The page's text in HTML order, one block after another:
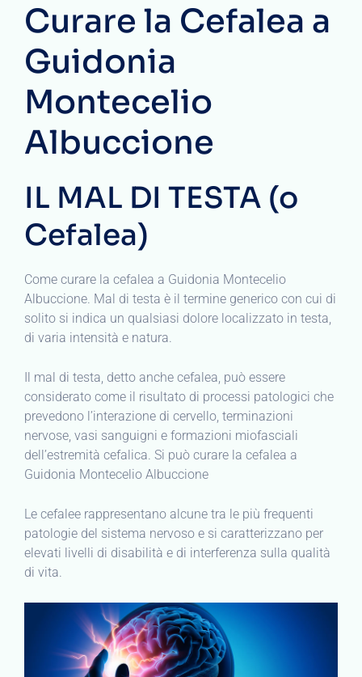
Curare la Cefalea a
Guidonia
Montecelio
Albuccione
IL MAL DI TESTA (o
Cefalea)
Come curare la cefalea a Guidonia Montecelio
Albuccione. Mal di testa è il termine generico con cui di
solito si indica un qualsiasi dolore localizzato in testa,
di varia intensità e natura.
Il mal di testa, detto anche cefalea, può essere
considerato come il risultato di processi patologici che
prevedono l’interazione di cervello, terminazioni
nervose, vasi sanguigni e formazioni miofasciali
dell’estremità cefalica. Si può curare la cefalea a
Guidonia Montecelio Albuccione
Le cefalee rappresentano alcune tra le più frequenti
patologie del sistema nervoso e si caratterizzano per
elevati livelli di disabilità e di interferenza sulla qualità
di vita.